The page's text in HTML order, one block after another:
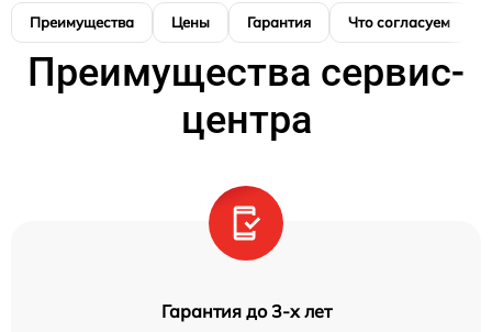
Преимущества Цены Гарантия Что согласуем
Преимущества сервис-
центра
Гарантия до 3-х лет